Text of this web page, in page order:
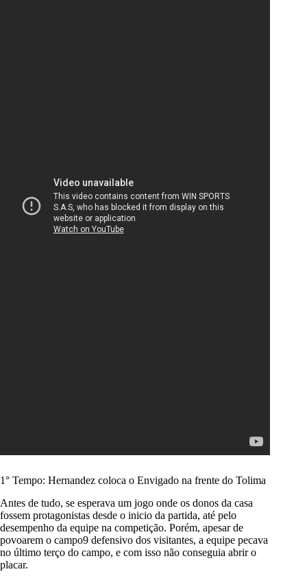
1° Tempo: Hernandez coloca o Envigado na frente do Tolima
Antes de tudo, se esperava um jogo onde os donos da casa
fossem protagonistas desde o inicio da partida, até pelo
desempenho da equipe na competição. Porém, apesar de
povoarem o campo9 defensivo dos visitantes, a equipe pecava
no último terço do campo, e com isso não conseguia abrir o
placar.